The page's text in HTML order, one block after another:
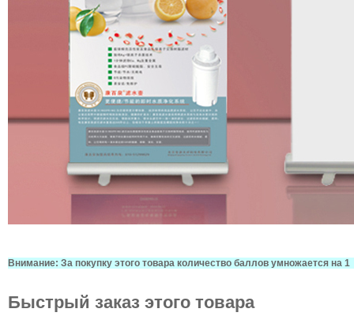
Внимание: За покупку этого товара количество баллов умножается на 1
Быстрый заказ этого товара